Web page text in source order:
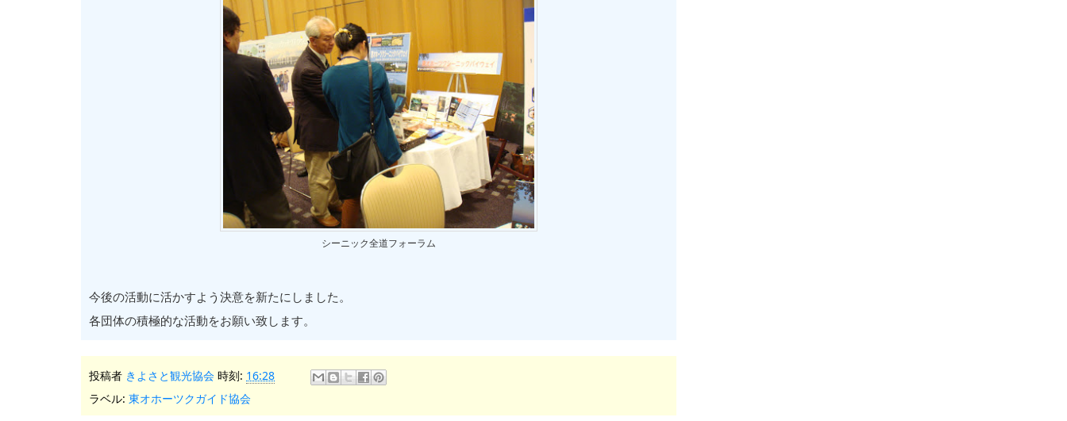
シーニック全道フォーラム
今後の活動に活かすよう決意を新たにしました。
各団体の積極的な活動をお願い致します。
投稿者 きよさと観光協会 時刻: 16:28
ラベル: 東オホーツクガイド協会